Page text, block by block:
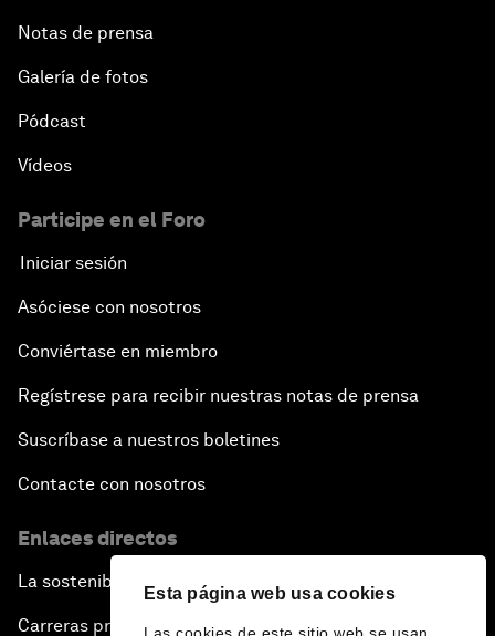
Esta página web usa cookies
Notas de prensa
Galería de fotos
Pódcast
Vídeos
Participe en el Foro
Iniciar sesión
Asóciese con nosotros
Conviértase en miembro
Regístrese para recibir nuestras notas de prensa
Suscríbase a nuestros boletines
Contacte con nosotros
Enlaces directos
La sostenibilidad en el Foro
Carreras profesionales